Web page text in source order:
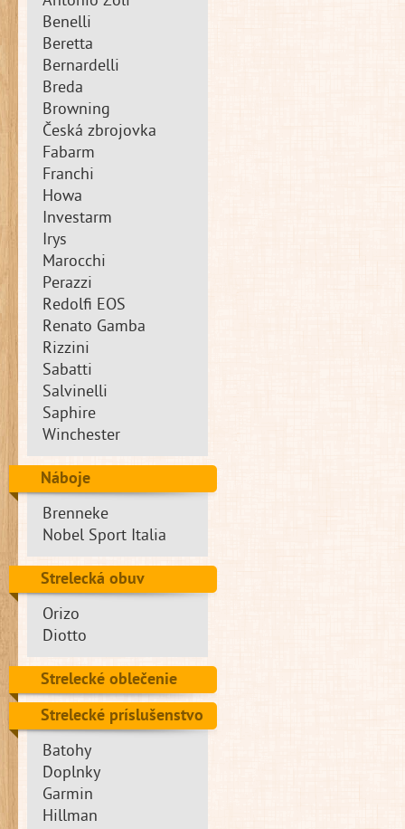
Benelli
Beretta
Bernardelli
Breda
Browning
Česká zbrojovka
Fabarm
Franchi
Howa
Investarm
Irys
Marocchi
Perazzi
Redolfi EOS
Renato Gamba
Rizzini
Sabatti
Salvinelli
Saphire
Winchester
Náboje
Brenneke
Nobel Sport Italia
Strelecká obuv
Orizo
Diotto
Strelecké oblečenie
Strelecké príslušenstvo
Batohy
Doplnky
Garmin
Hillman